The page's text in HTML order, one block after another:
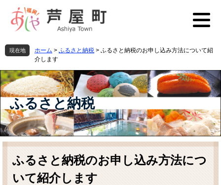
先
頭
す
。
を
飛
し
て
本
文
へ
現在地 ホーム > ふるさと納税 > ふるさと納税のお申し込み方法について紹
介します
ふるさと納税
本
ふるさと納税のお申し込み方法につ
いて紹介します